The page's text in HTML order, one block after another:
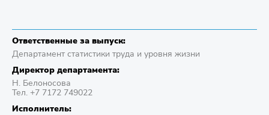
Ответственные за выпуск:
Департамент статистики труда и уровня жизни
Директор департамента:
Н. Белоносова
Тел. +7 7172 749022
Исполнитель: